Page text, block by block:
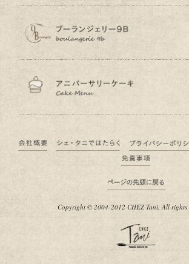
Copyright © 2004-2012 CHEZ Tani. All rights